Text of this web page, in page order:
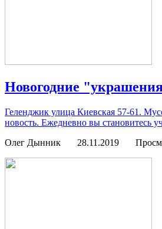
Новогодние
Геленджик улица Киевская 57-61.
новость. Ежедневно вы становитесь
Олег Дынник
28.11.2019